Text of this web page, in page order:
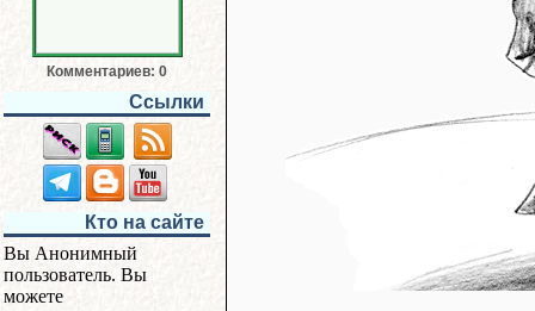
Комментариев: 0
Ссылки
Кто на сайте
Вы Анонимный
пользователь. Вы
можете